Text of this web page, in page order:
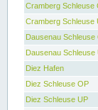
Cramberg Schleuse
Cramberg Schleuse
Dausenau Schleuse
Dausenau Schleuse
Diez Hafen
Diez Schleuse OP
Diez Schleuse UP